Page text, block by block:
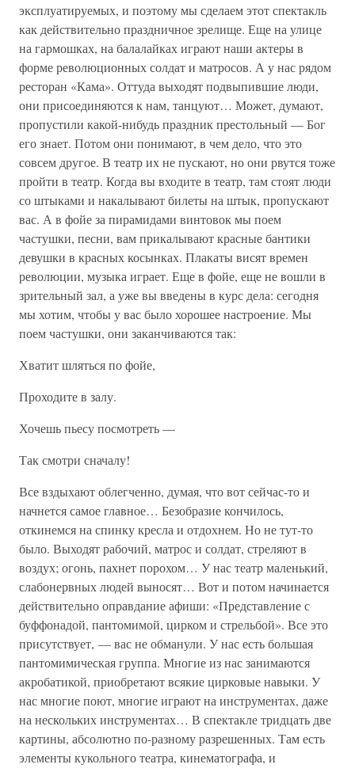
эксплуатируемых, и поэтому мы сделаем этот спектакль
как действительно праздничное зрелище. Еще на улице
на гармошках, на балалайках играют наши актеры в
форме революционных солдат и матросов. А у нас рядом
ресторан «Кама». Оттуда выходят подвыпившие люди,
они присоединяются к нам, танцуют… Может, думают,
пропустили какой-нибудь праздник престольный — Бог
его знает. Потом они понимают, в чем дело, что это
совсем другое. В театр их не пускают, но они рвутся тоже
пройти в театр. Когда вы входите в театр, там стоят люди
со штыками и накалывают билеты на штык, пропускают
вас. А в фойе за пирамидами винтовок мы поем
частушки, песни, вам прикалывают красные бантики
девушки в красных косынках. Плакаты висят времен
революции, музыка играет. Еще в фойе, еще не вошли в
зрительный зал, а уже вы введены в курс дела: сегодня
мы хотим, чтобы у вас было хорошее настроение. Мы
поем частушки, они заканчиваются так:
Хватит шляться по фойе,
Проходите в залу.
Хочешь пьесу посмотреть —
Так смотри сначалу!
Все вздыхают облегченно, думая, что вот сейчас-то и
начнется самое главное… Безобразие кончилось,
откинемся на спинку кресла и отдохнем. Но не тут-то
было. Выходят рабочий, матрос и солдат, стреляют в
воздух; огонь, пахнет порохом… У нас театр маленький,
слабонервных людей выносят… Вот и потом начинается
действительно оправдание афиши: «Представление с
буффонадой, пантомимой, цирком и стрельбой». Все это
присутствует, — вас не обманули. У нас есть большая
пантомимическая группа. Многие из нас занимаются
акробатикой, приобретают всякие цирковые навыки. У
нас многие поют, многие играют на инструментах, даже
на нескольких инструментах… В спектакле тридцать две
картины, абсолютно по-разному разрешенных. Там есть
элементы кукольного театра, кинематографа, и